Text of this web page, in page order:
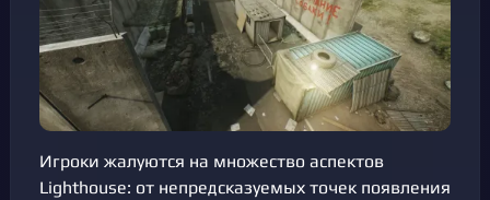
Игроки жалуются на множество аспектов
Lighthouse: от непредсказуемых точек появления